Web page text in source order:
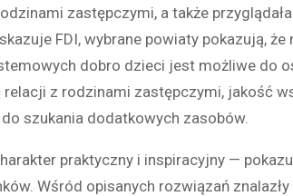
zastępczymi, a także
FDI, wybrane powiaty pokazują,
dobro dzieci jest możliwe do
z rodzinami zastępczymi, jakość
szukania dodatkowych zasobów.
praktyczny i inspiracyjny —
Wśród opisanych rozwiązań